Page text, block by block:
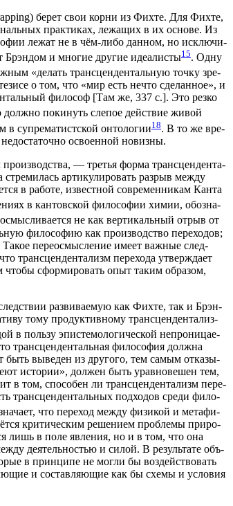
берет свои кор­ни из Фих­те. Для Фих­те,
прак­ти­ках, лежа­щих в их осно­ве. Из
лежат не в чём-либо дан­ном, но исклю­чи­
Брэн­дом и мно­гие дру­гие иде­а­ли­сты15. Одну
«делать транс­цен­ден­таль­ную точ­ку зре­
о том, что «мир есть нечто сде­лан­ное», и
фило­соф [Там же, 337 с.]. Это рез­ко
поки­нуть сле­пое дей­ствие живой
в супре­ма­тист­ской онто­ло­гии18. В то же вре­
осво­ен­ной новизны.
— тре­тья фор­ма транс­цен­ден­та­
арти­ку­ли­ро­вать раз­рыв меж­ду
в рабо­те, извест­ной совре­мен­ни­кам Кан­та
в кан­тов­ской фило­со­фии химии, обо­зна­
не как вер­ти­каль­ный отрыв от
фило­со­фию как про­из­вод­ство пере­хо­дов;
Такое пере­осмыс­ле­ние име­ет важ­ные след­
транс­цен­ден­та­лизм пере­хо­да утвер­жда­ет
что­бы сфор­ми­ро­вать опыт таким обра­зом,
раз­ви­ва­е­мую как Фих­те, так и Брэн­
тому про­дук­тив­но­му транс­цен­ден­та­лиз­
в поль­зу эпи­сте­мо­ло­ги­че­ской непро­ни­ца­е­
транс­цен­ден­таль­ная фило­со­фия долж­на
быть выве­ден из дру­го­го, тем самым отка­зы­
исто­рии», дол­жен быть урав­но­ве­шен тем,
в том, спо­со­бен ли транс­цен­ден­та­лизм пере­
транс­цен­ден­таль­ных под­хо­дов сре­ди фило­
что пере­ход меж­ду физи­кой и мета­фи­
кри­ти­че­ским реше­ни­ем про­бле­мы при­ро­
лишь в поле явле­ния, но и в том, что она
дея­тель­но­стью и силой. В резуль­та­те объ­
в прин­ци­пе не мог­ли бы воз­дей­ство­вать
и состав­ля­ю­щие как бы схе­мы и усло­вия